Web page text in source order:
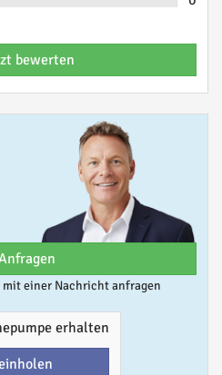
bewerten
einer Nachricht anfragen
erhalten